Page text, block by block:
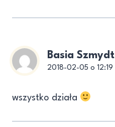
Basia Szmydt
2018-02-05 o 12:19
wszystko działa